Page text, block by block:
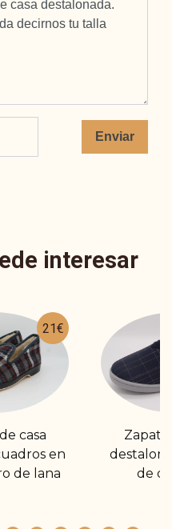
Enviar
interesar
21€
casa
en
de lana
de